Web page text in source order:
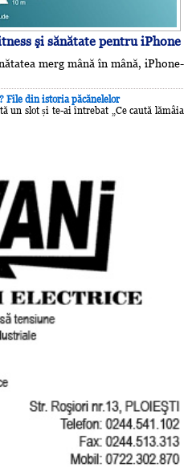
şi sănătate pentru iPhone
merg mână în mână, iPhone-
File din istoria păcănelelor
un slot și te-ai întrebat „Ce caută lămâia